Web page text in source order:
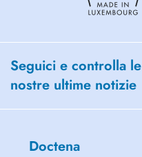
Seguici e controlla le
nostre ultime notizie
Doctena